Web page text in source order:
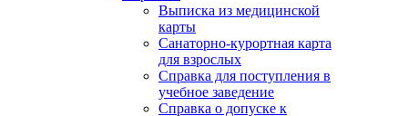
Выписка из медицинской
карты
Санаторно-курортная карта
для взрослых
Справка для поступления в
учебное заведение
Справка о допуске к